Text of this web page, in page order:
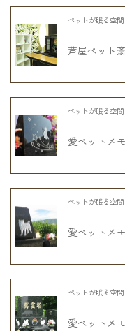
ペットが眠る空間
芦屋ペット
ペットが眠る空間
愛ペットメ
ペットが眠る空間
愛ペットメ
ペットが眠る空間
愛ペットメ